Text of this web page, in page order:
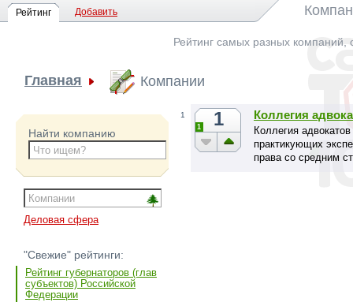
Рейтинг Добавить
Рейтинг самых разных компаний,
Главная Компании
Найти компанию
Деловая сфера
"Свежие" рейтинги:
Рейтинг губернаторов (глав
субъектов) Российской
Федерации
1 1
1
Коллегия
Коллегия
практикующих
права со средним